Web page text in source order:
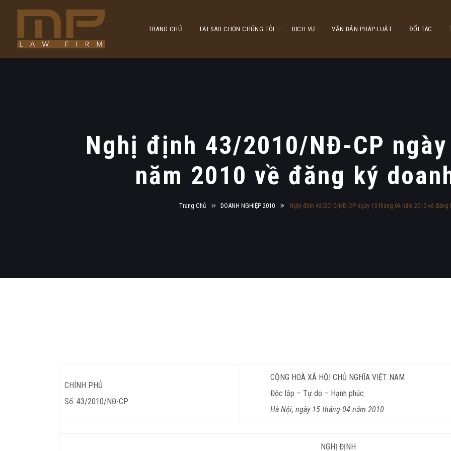
TRANG CHỦ TẠI SAO CHỌN CHÚNG TÔI DỊCH VỤ VĂN BẢN PHÁP LUẬT ĐỐI TÁC
Nghị định 43/2010/NĐ-CP
năm 2010 về đăng ký
Trang Chủ DOANH NGHIỆP 2010 Nghị định 43/2010/NĐ-CP ngày 15 tháng 04 năm 2010 về đăng
CHÍNH PHỦ
Số: 43/2010/NĐ-CP
CỘNG HOÀ XÃ HỘI CHỦ NGHĨA VIỆT NAM
Độc lập – Tự do – Hạnh phúc
Hà Nội, ngày 15 tháng 04 năm 2010
NGHỊ ĐỊNH